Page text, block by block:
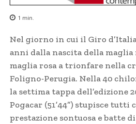
1 min.
Nel giorno in cui il Giro
anni dalla nascita della maglia
maglia rosa a trionfare nella
Foligno-Perugia. Nella 40
la settima tappa dell’edizione
Pogacar (51’44”) stupisce tutti
prestazione sontuosa e batte